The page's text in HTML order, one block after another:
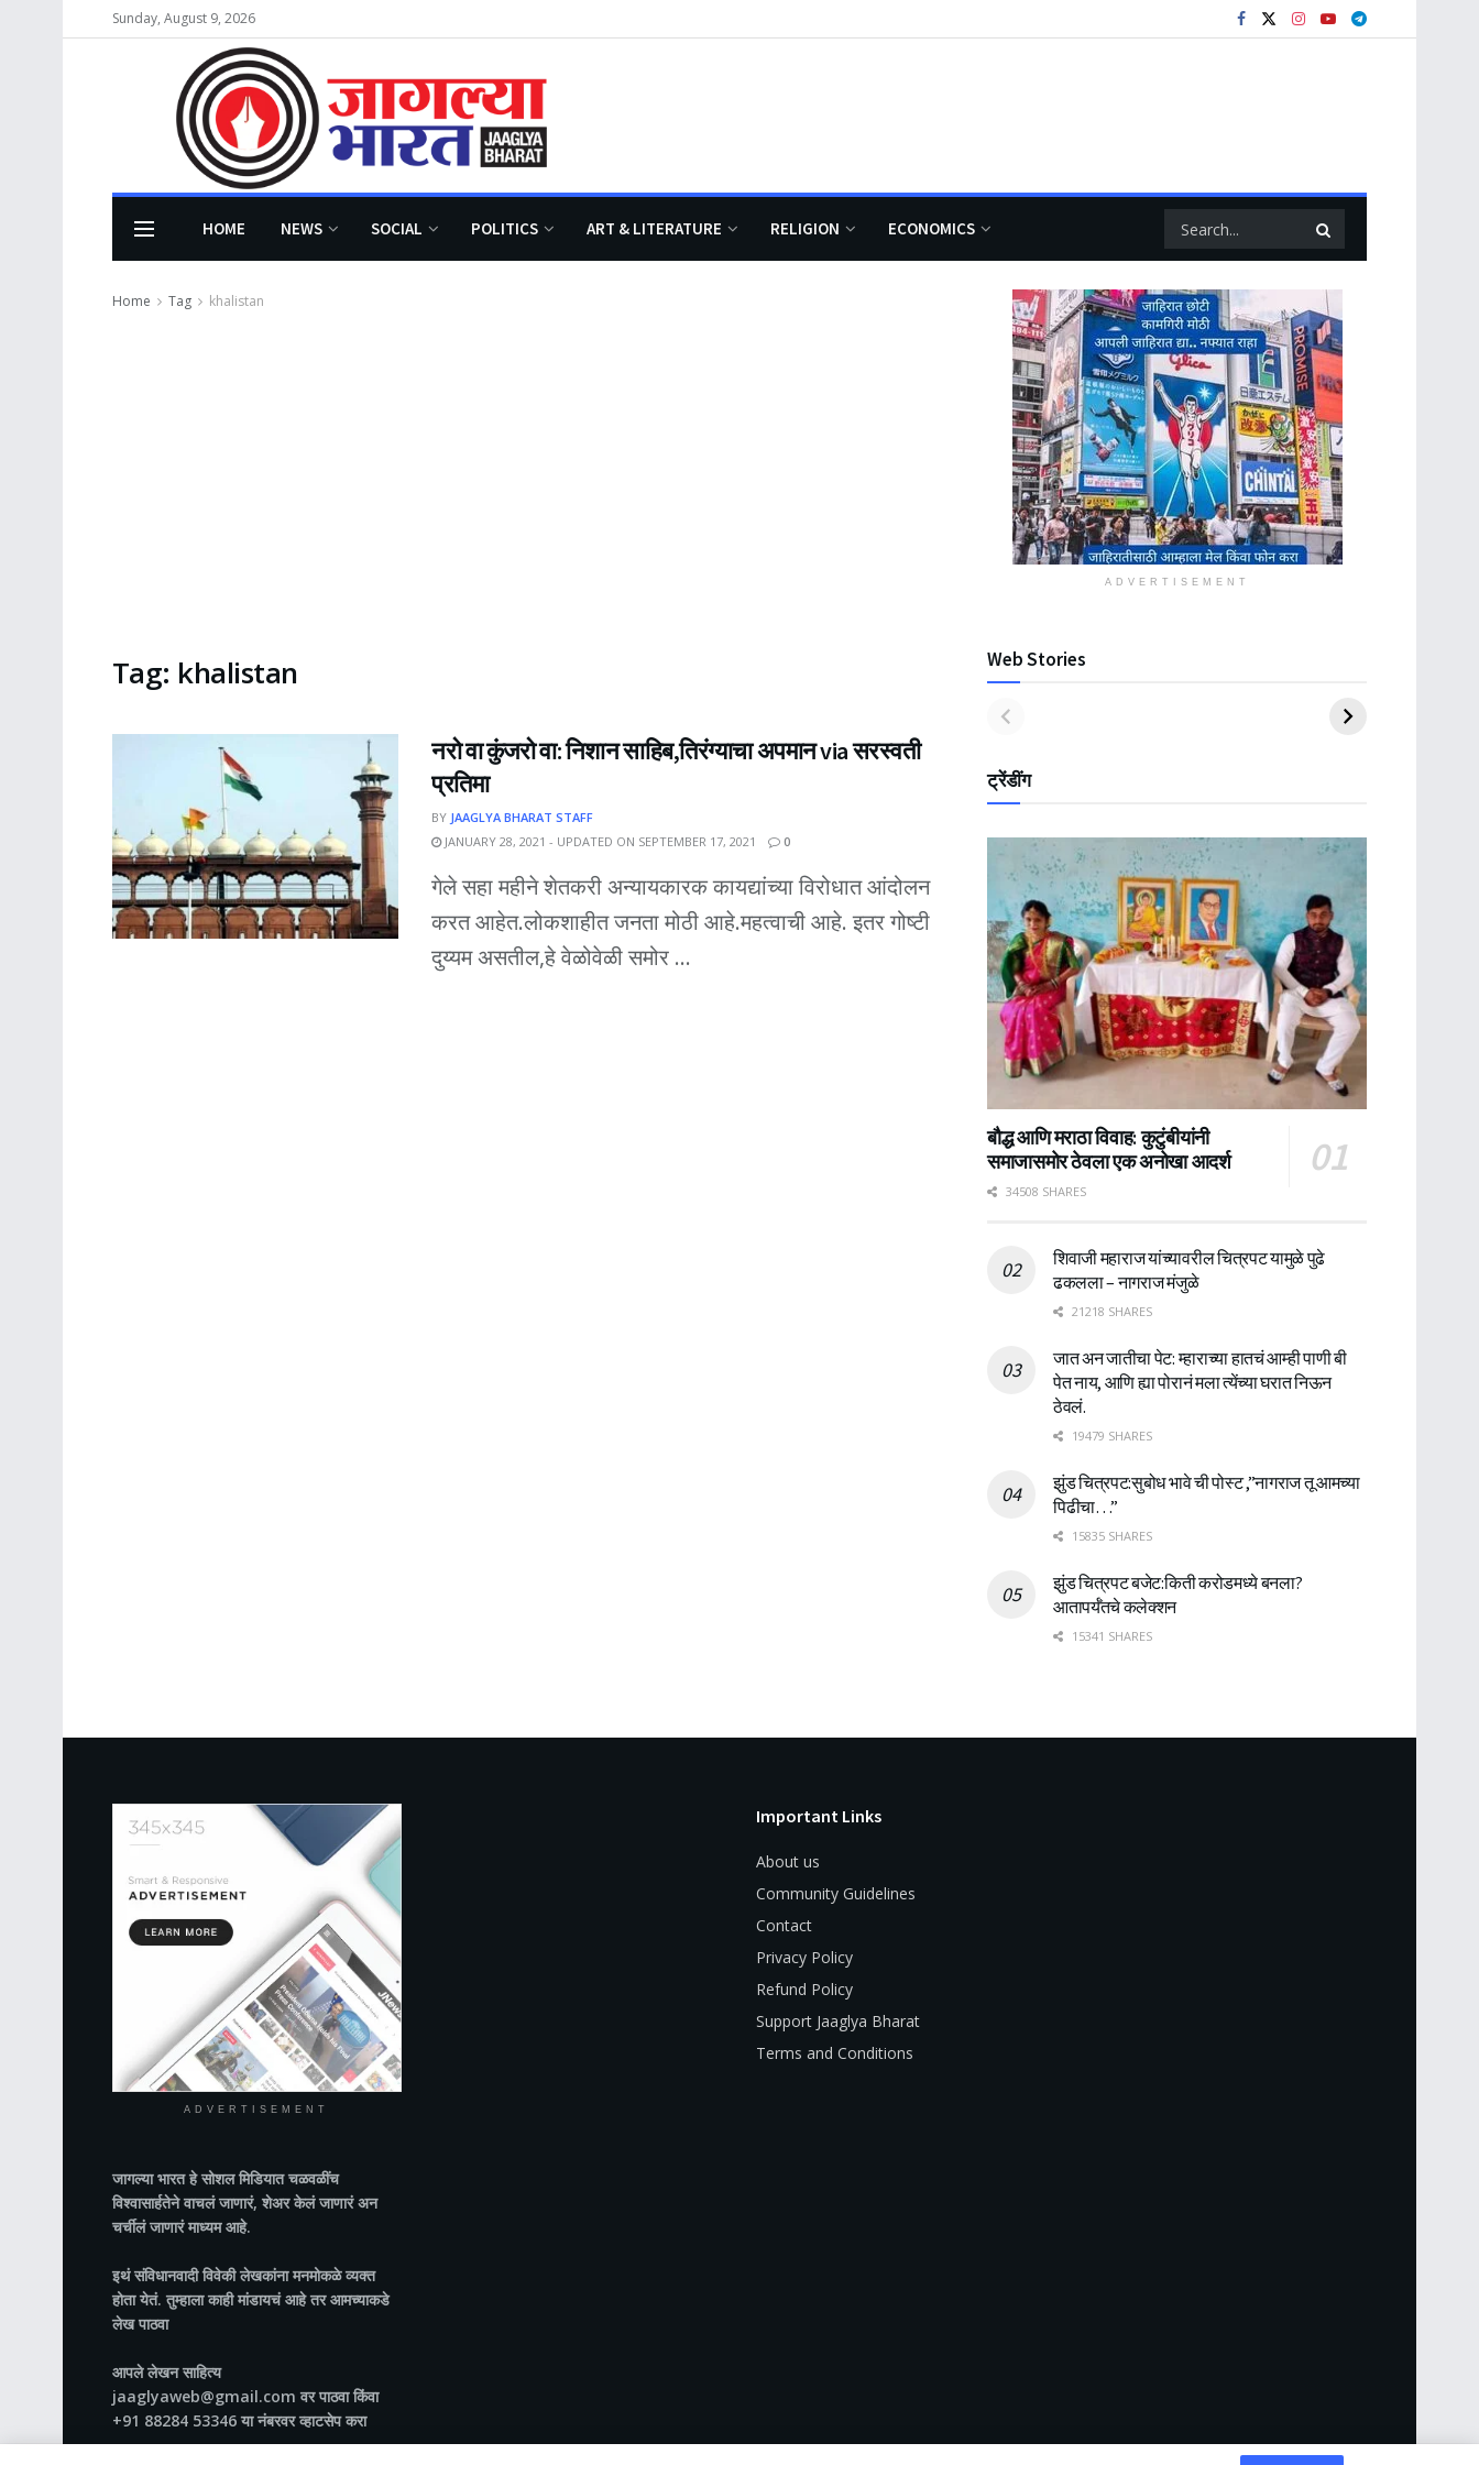
Sunday, August 9, 2026
HOME NEWS SOCIAL POLITICS ART & LITERATURE RELIGION ECONOMICS
Home Tag khalistan
Tag: khalistan
नरो वा कुंजरो वा: निशान साहिब,तिरंग्याचा अपमान via सरस्वती
प्रतिमा
BY JAAGLYA BHARAT STAFF
JANUARY 28, 2021 - UPDATED ON SEPTEMBER 17, 2021
0
गेले सहा महीने शेतकरी अन्यायकारक कायद्यांच्या विरोधात आंदोलन
करत आहेत.लोकशाहीत जनता मोठी आहे.महत्वाची आहे. इतर गोष्टी
दुय्यम असतील,हे वेळोवेळी समोर ...
ADVERTISEMENT
Web Stories
ट्रेंडींग
बौद्ध आणि मराठा विवाह: कुटुंबीयांनी
समाजासमोर ठेवला एक अनोखा आदर्श
34508 SHARES
शिवाजी महाराज यांच्यावरील चित्रपट यामुळे पुढे
ढकलला – नागराज मंजुळे
21218 SHARES
जात अन जातीचा पेट: म्हाराच्या हातचं आम्ही पाणी बी
पेत नाय, आणि ह्या पोरानं मला त्येंच्या घरात निऊन
ठेवलं.
19479 SHARES
झुंड चित्रपट:सुबोध भावे ची पोस्ट ,”नागराज तू आमच्या
पिढीचा…”
15835 SHARES
झुंड चित्रपट बजेट:किती करोडमध्ये बनला?
आतापर्यँतचे कलेक्शन
15341 SHARES
ADVERTISEMENT
जागल्या भारतहे सोशल मिडियात चळवळींच
विश्वासार्हतेने वाचलं जाणारं, शेअर केलं जाणारं अन
चर्चीलं जाणारं माध्यम आहे.
इथं संविधानवादी विवेकी लेखकांना मनमोकळे व्यक्त
होता येतं. तुम्हाला काही मांडायचं आहे तर आमच्याकडे
लेख पाठवा
आपले लेखन साहित्य
jaaglyaweb@gmail.com वर पाठवा किंवा
+91 88284 53346 या नंबरवर व्हाटसेप करा
Important Links
About us
Community Guidelines
Contact
Privacy Policy
Refund Policy
Support Jaaglya Bharat
Terms and Conditions